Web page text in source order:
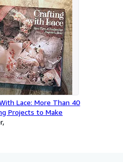
Lace: More Than 40
Projects to Make